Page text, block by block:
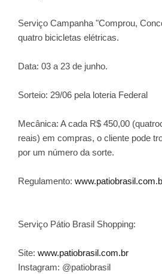
Serviço Campanha "Comprou,
quatro bicicletas elétricas.
Data: 03 a 23 de junho.
Sorteio: 29/06 pela loteria Federal
Mecânica: A cada R$ 450,00
reais) em compras, o cliente pode
por um número da sorte.
Regulamento:
Serviço Pátio Brasil Shopping:
Site: www.patiobrasil.com.br
Instagram: @patiobrasil